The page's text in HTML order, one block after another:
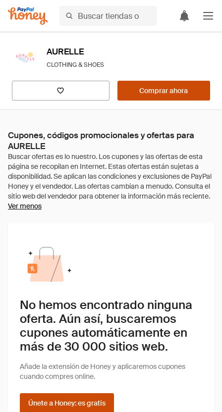
AURELLE
CLOTHING & SHOES
Comprar ahora
Cupones, códigos promocionales y ofertas para
AURELLE
Ver menos
No hemos encontrado ninguna
oferta. Aún así, buscaremos
cupones automáticamente en
más de 30 000 sitios web.
Añade la extensión de Honey y aplicaremos cupones
cuando compres online.
Únete a Honey: es gratis